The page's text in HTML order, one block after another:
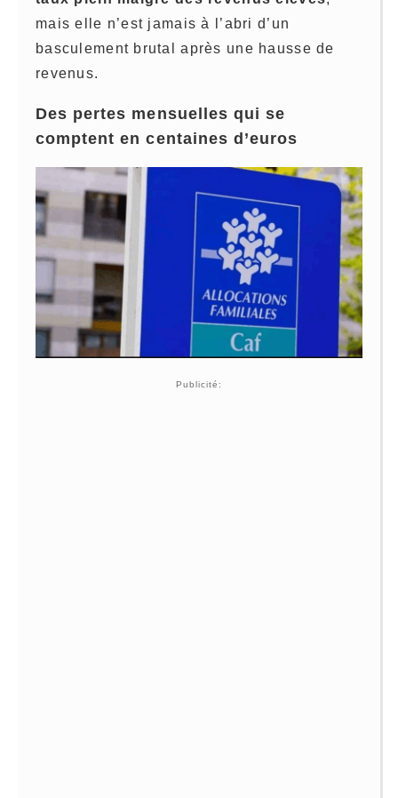
mais elle n’est jamais à l’abri d’un
basculement brutal après une hausse de
revenus.
Des pertes mensuelles qui se
comptent en centaines d’euros
Publicité: